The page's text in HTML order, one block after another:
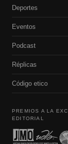
Deportes
Eventos
Podcast
Réplicas
Código etico
PREMIOS A LA
EDITORIAL